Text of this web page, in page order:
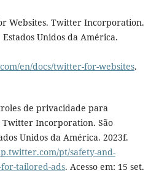
Websites. Twitter Incorporation.
Unidos da América.
en/docs/twitter-for-websites.
de privacidade para
Twitter Incorporation. São
Unidos da América. 2023f.
pt/safety-and-
tailored-ads. Acesso em: 15 set.